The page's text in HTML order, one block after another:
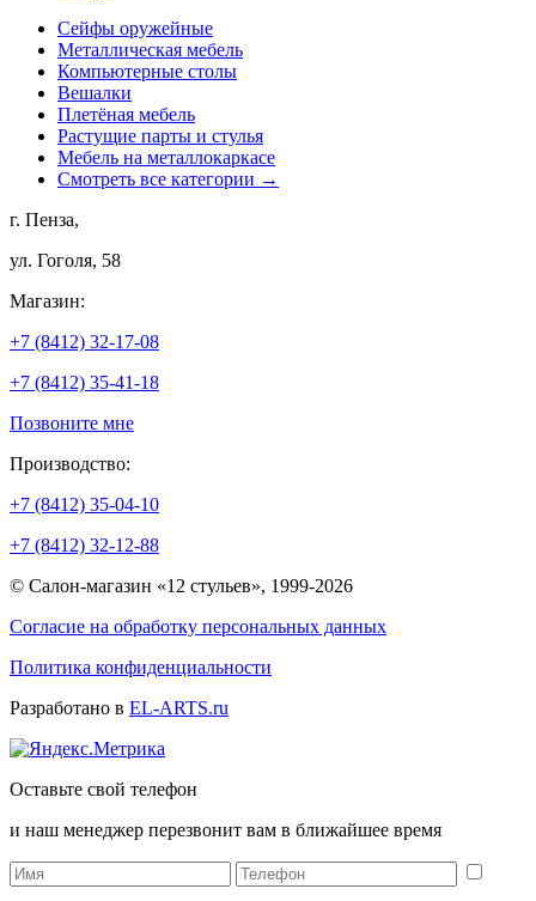
Сейфы оружейные
Металлическая мебель
Компьютерные столы
Вешалки
Плетёная мебель
Растущие парты и стулья
Мебель на металлокаркасе
Смотреть все категории →
г. Пенза,
ул. Гоголя, 58
Магазин:
+7 (8412) 32-17-08
+7 (8412) 35-41-18
Позвоните мне
Производство:
+7 (8412) 35-04-10
+7 (8412) 32-12-88
© Салон-магазин «12 стульев», 1999-2026
Согласие на обработку персональных данных
Политика конфиденциальности
Разработано в EL-ARTS.ru
Оставьте свой телефон
и наш менеджер перезвонит вам в ближайшее время